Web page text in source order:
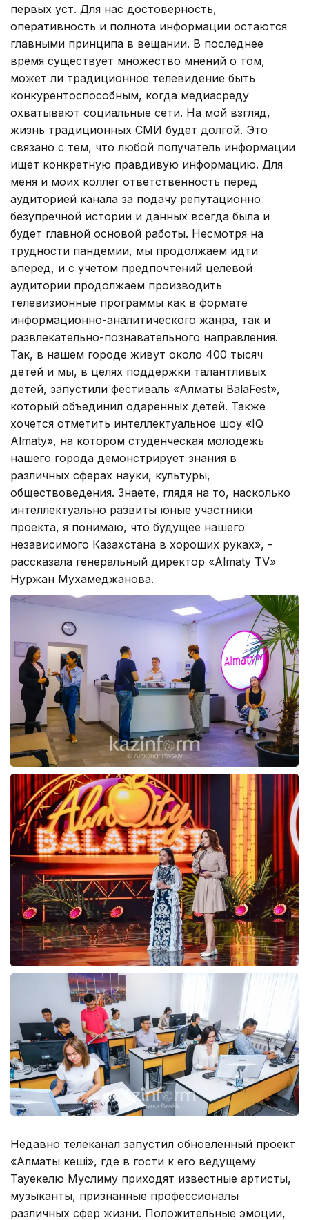
первых уст. Для нас достоверность,
оперативность и полнота информации остаются
главными принципа в вещании. В последнее
время существует множество мнений о том,
может ли традиционное телевидение быть
конкурентоспособным, когда медиасреду
охватывают социальные сети. На мой взгляд,
жизнь традиционных СМИ будет долгой. Это
связано с тем, что любой получатель информации
ищет конкретную правдивую информацию. Для
меня и моих коллег ответственность перед
аудиторией канала за подачу репутационно
безупречной истории и данных всегда была и
будет главной основой работы. Несмотря на
трудности пандемии, мы продолжаем идти
вперед, и с учетом предпочтений целевой
аудитории продолжаем производить
телевизионные программы как в формате
информационно-аналитического жанра, так и
развлекательно-познавательного направления.
Так, в нашем городе живут около 400 тысяч
детей и мы, в целях поддержки талантливых
детей, запустили фестиваль «Алматы BalaFest»,
который объединил одаренных детей. Также
хочется отметить интеллектуальное шоу «IQ
Almaty», на котором студенческая молодежь
нашего города демонстрирует знания в
различных сферах науки, культуры,
обществоведения. Знаете, глядя на то, насколько
интеллектуально развиты юные участники
проекта, я понимаю, что будущее нашего
независимого Казахстана в хороших руках», -
рассказала генеральный директор «Almaty TV»
Нуржан Мухамеджанова.
Недавно телеканал запустил обновленный проект
«Алматы кеші», где в гости к его ведущему
Тауекелю Муслиму приходят известные артисты,
музыканты, признанные профессионалы
различных сфер жизни. Положительные эмоции,